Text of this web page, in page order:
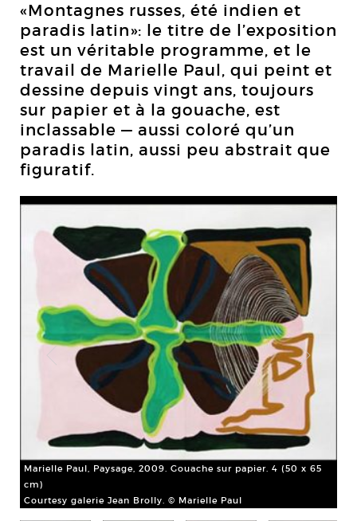
«Montagnes russes, été indien et
paradis latin»: le titre de l’exposition
est un véritable programme, et le
travail de Marielle Paul, qui peint et
dessine depuis vingt ans, toujours
sur papier et à la gouache, est
inclassable — aussi coloré qu’un
paradis latin, aussi peu abstrait que
figuratif.
Marielle Paul, Paysage, 2009. Gouache sur papier. 4 (50 x 65
cm)
Courtesy galerie Jean Brolly. © Marielle Paul